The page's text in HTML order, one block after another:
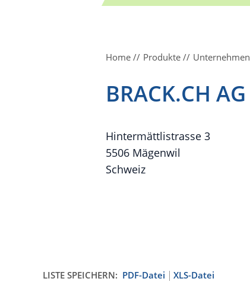
Home Produkte Unternehmen
BRACK.CH AG
Hintermättlistrasse 3
5506 Mägenwil
Schweiz
LISTE SPEICHERN: PDF-Datei XLS-Datei